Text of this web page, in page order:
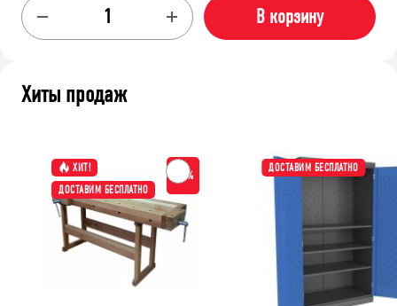
В корзину
Хиты продаж
ХИТ!
ДОСТАВИМ БЕСПЛАТНО
-15%
ДОСТАВИМ БЕСПЛАТНО